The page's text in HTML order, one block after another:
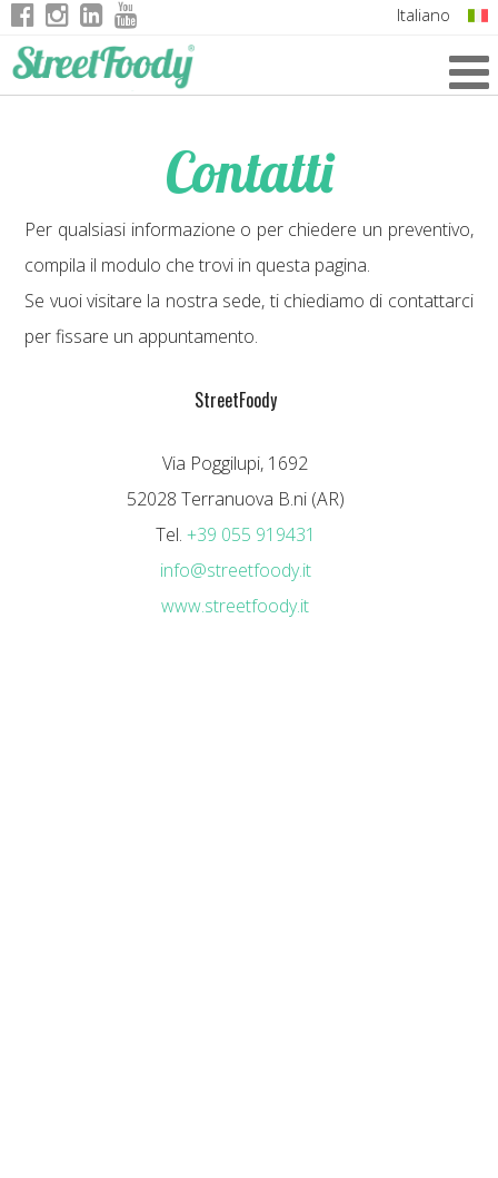
Italiano
Contatti
Per qualsiasi informazione o per chiedere un preventivo,
compila il modulo che trovi in questa pagina.
Se vuoi visitare la nostra sede, ti chiediamo di contattarci
per fissare un appuntamento.
StreetFoody
Via Poggilupi, 1692
52028 Terranuova B.ni (AR)
Tel. +39 055 919431
info@streetfoody.it
www.streetfoody.it